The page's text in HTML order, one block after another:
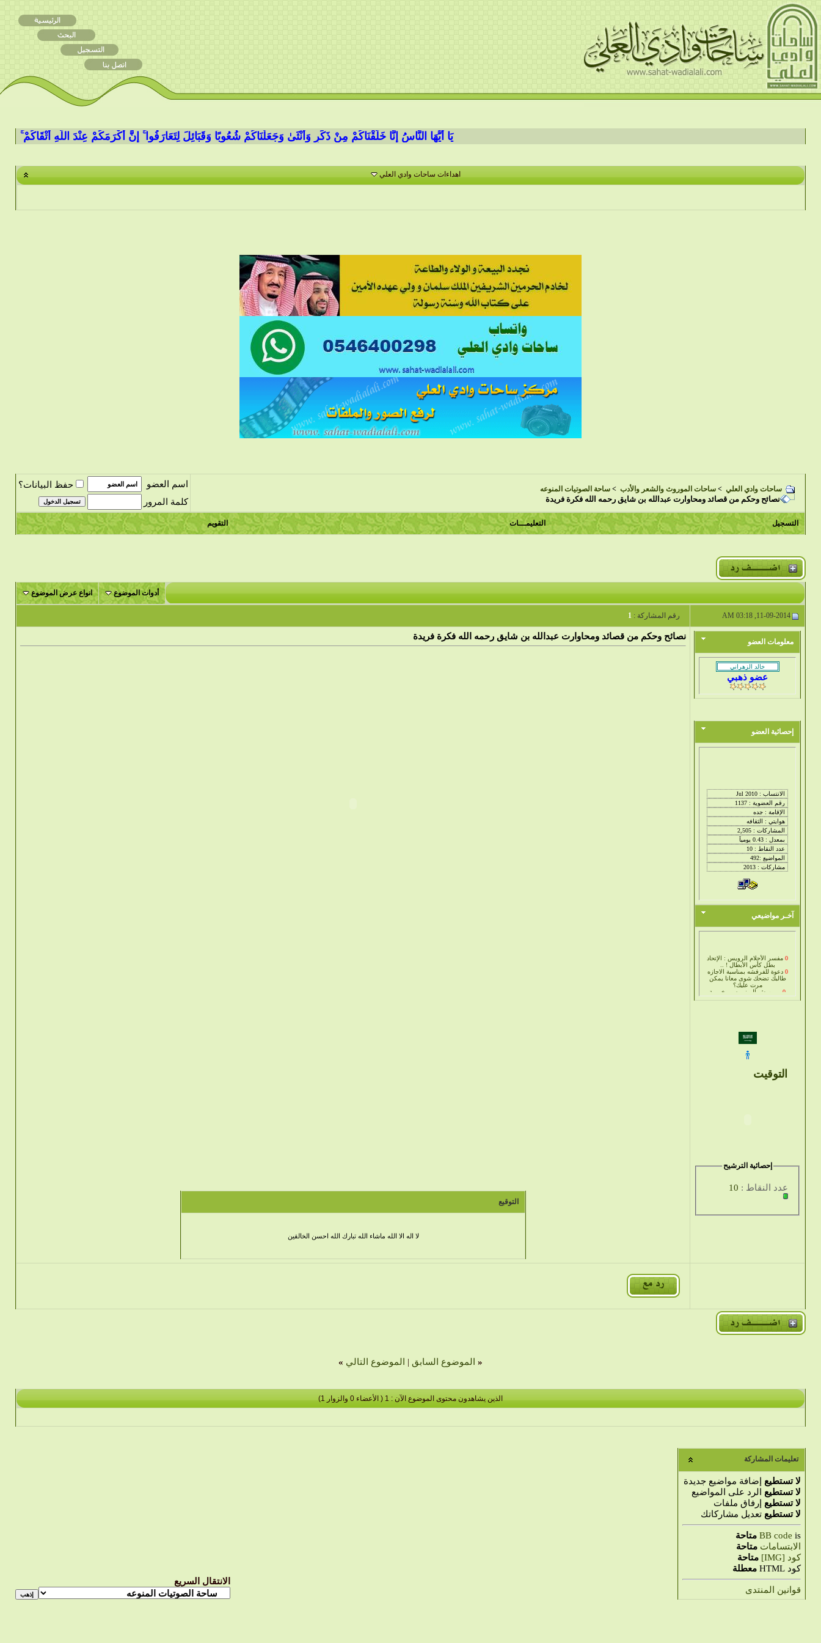
يَا أَيُّهَا النَّاسُ إِنَّا خَلَقْنَاكُمْ مِنْ ذَكَرٍ وَأُنْثَىٰ وَجَعَلْنَاكُمْ شُعُوبًا وَقَبَائِلَ لِتَعَارَفُوا ۚ إِنَّ أَكْرَمَكُمْ عِنْدَ اللَّهِ أَتْقَاكُمْ ۚ إِنَّ اللَّهَ
اهداءات ساحات وادي العلي
ساحات وادي العلي > ساحات الموروث والشعر والأدب > ساحة الصوتيات المنوعه
نصائح وحكم من قصائد ومحاوارت عبدالله بن شايق رحمه الله فكرة فريدة
اسم العضو
حفظ البيانات؟
كلمة المرور
التسجيل التعليمـــات التقويم
أدوات الموضوع انواع عرض الموضوع
رقم المشاركة : 1
معلومات العضو
عضو ذهبي
إحصائية العضو
آخـر مواضيعي
بطل كأس الأبطال ! ..
دعوة للفرفشه بمناسبة الاجازه
طالبك تضحك شوى معانا يمكن
مرت عليك؟
بــــورش الـــنــــســــخـــــة
الــــخـــــاصّـــــــة -
صــــــــــــــــــور
يرحمها الله
التوقيت
إحصائية الترشيح
عدد النقاط : 10
نصائح وحكم من قصائد ومحاوارت عبدالله بن شايق رحمه الله فكرة فريدة
التوقيع
لا اله الا الله ماشاء الله تبارك الله احسن الخالقين
« الموضوع السابق | الموضوع التالي »
الذين يشاهدون محتوى الموضوع الآن : 1 ( الأعضاء 0 والزوار 1)
تعليمات المشاركة
لا تستطيع إضافة مواضيع جديدة
لا تستطيع الرد على المواضيع
لا تستطيع إرفاق ملفات
لا تستطيع تعديل مشاركاتك
BB code is
متاحة
الابتسامات متاحة
كود [IMG]
متاحة
كود HTML
معطلة
قوانين المنتدى
الانتقال السريع